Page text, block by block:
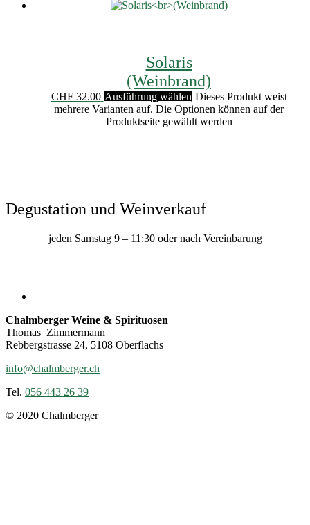
Solaris
(Weinbrand)
CHF32.00 Ausführung wählen Dieses Produkt weist
mehrere Varianten auf. Die Optionen können auf der
Produktseite gewählt werden
Degustation und Weinverkauf
jeden Samstag 9 – 11:30 oder nach Vereinbarung
Chalmberger Weine & Spirituosen
Thomas Zimmermann
Rebbergstrasse 24, 5108 Oberflachs
info@chalmberger.ch
Tel. 056 443 26 39
© 2020 Chalmberger